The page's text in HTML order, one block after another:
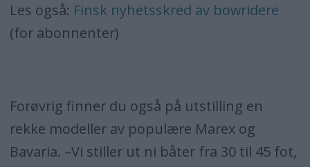
Les også: Finsk nyhetsskred av bowridere
(for abonnenter)
Forøvrig finner du også på utstilling en
rekke modeller av populære Marex og
Bavaria. –Vi stiller ut ni båter fra 30 til 45 fot,